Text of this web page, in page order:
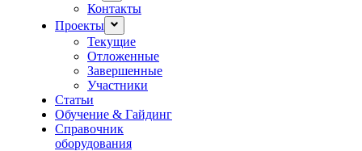
Контакты
Проекты
Текущие
Отложенные
Завершенные
Участники
Статьи
Обучение & Гайдинг
Справочник
оборудования